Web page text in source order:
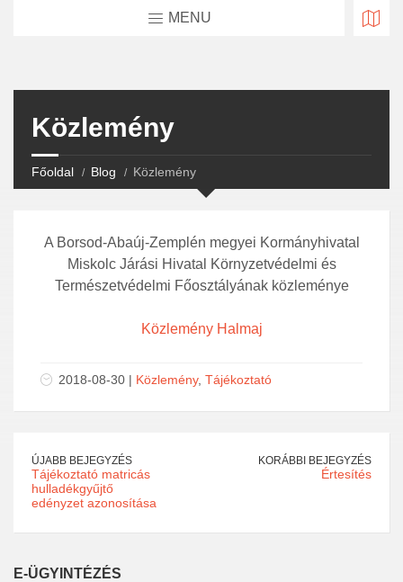
MENU
Közlemény
Főoldal Blog Közlemény
A Borsod-Abaúj-Zemplén megyei Kormányhivatal
Miskolc Járási Hivatal Környzetvédelmi és
Természetvédelmi Főosztályának közleménye
Közlemény Halmaj
2018-08-30 | Közlemény, Tájékoztató
ÚJABB BEJEGYZÉS
Tájékoztató matricás
hulladékgyűjtő
edényzet azonosítása
KORÁBBI BEJEGYZÉS
Értesítés
E-ÜGYINTÉZÉS